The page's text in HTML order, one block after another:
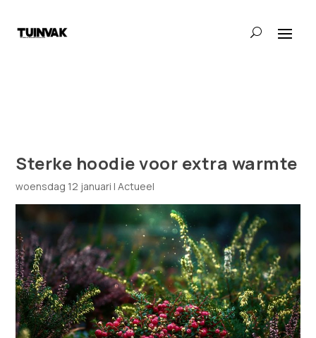
Sterke hoodie voor extra warmte
woensdag 12 januari |Actueel